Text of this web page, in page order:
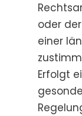
oder
einer
Erfolgt